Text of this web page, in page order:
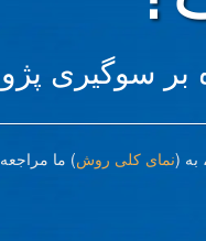
بر سوگیری
به (نمای کلی روش) ما مراجعه